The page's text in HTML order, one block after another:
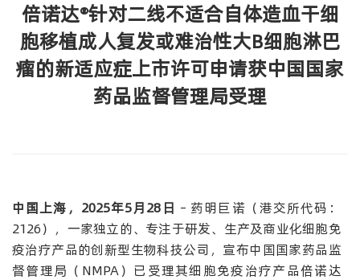
倍诺达®针对二线不适合自体造血干细
胞移植成人复发或难治性大B细胞淋巴
瘤的新适应症上市许可申请获中国国家
药品监督管理局受理
中国上海，2025年5月28日 – 药明巨诺（港交所代码：
2126），一家独立的、专注于研发、生产及商业化细胞免
疫治疗产品的创新型生物科技公司，宣布中国国家药品监
督管理局（NMPA）已受理其细胞免疫治疗产品倍诺达